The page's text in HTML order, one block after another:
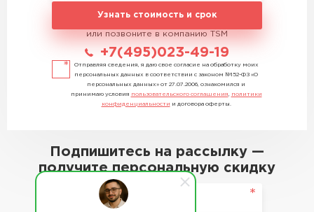
Узнать стоимость и срок
или позвоните в компанию TSM
+7(495)023-49-19
Отправляя сведения, я даю свое согласие на обработку моих
персональных данных в соответствии с законом №152-ФЗ «О
персональных данных» от 27.07.2006, ознакомился и
принимаю условия пользовательского соглашения
политики
конфиденциальности и договора оферты.
Подпишитесь на рассылку —
получите персональную скидку